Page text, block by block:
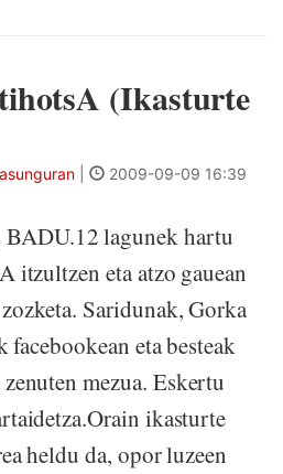
(Ikasturte
2009-09-09 16:39
lagunek hartu
itzultzen eta atzo gauean
Saridunak, Gorka
eta besteak
mezua. Eskertu
ikasturte
heldu da, opor luzeen